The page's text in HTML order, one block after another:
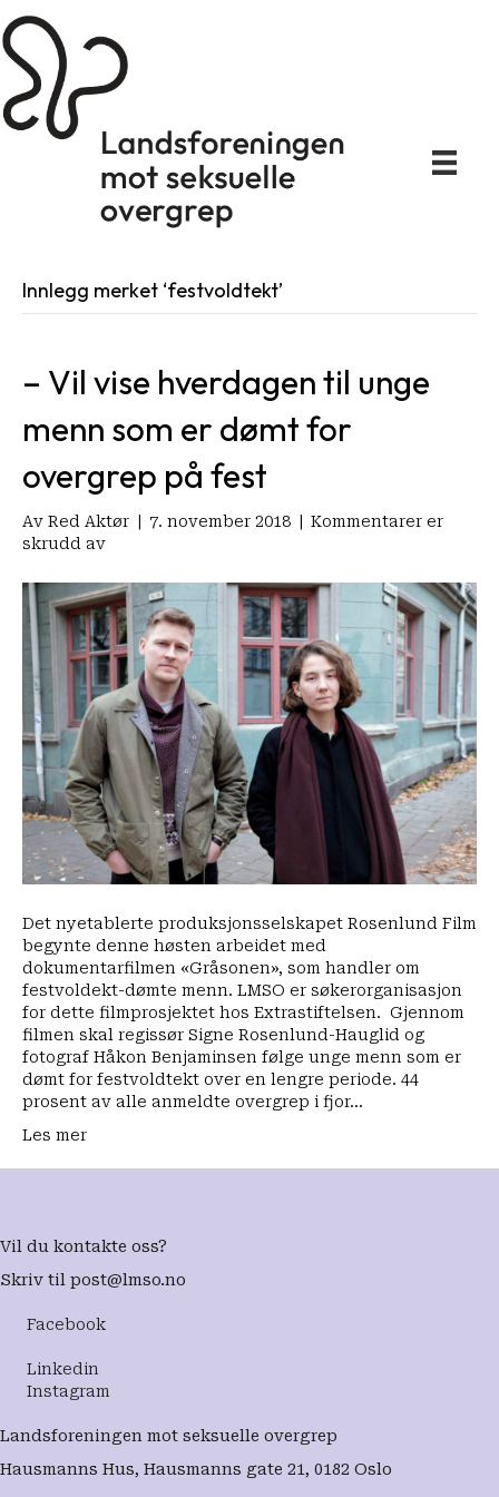
Innlegg merket ‘festvoldtekt’
– Vil vise hverdagen til unge
menn som er dømt for
overgrep på fest
Av Red Aktør 7. november 2018
Kommentarer er
skrudd avfor
Vil
vise
hverdagen
til
unge
menn
som
er
dømt
for
overgrep
på
fest
Det nyetablerte produksjonsselskapet Rosenlund Film
begynte denne høsten arbeidet med
dokumentarfilmen «Gråsonen», som handler om
festvoldekt-dømte menn. LMSO er søkerorganisasjon
for dette filmprosjektet hos Extrastiftelsen. Gjennom
filmen skal regissør Signe Rosenlund-Hauglid og
fotograf Håkon Benjaminsen følge unge menn som er
dømt for festvoldtekt over en lengre periode. 44
prosent av alle anmeldte overgrep i fjor…
Les mer
Vil du kontakte oss?
Skriv til post@lmso.no
Facebook
Linkedin
Instagram
Landsforeningen mot seksuelle overgrep
Hausmanns Hus, Hausmanns gate 21, 0182 Oslo